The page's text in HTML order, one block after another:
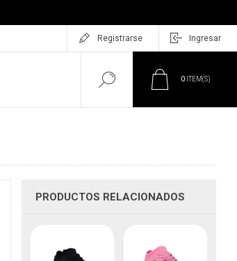
Registrarse Ingresar
0 ITEM(S)
PRODUCTOS RELACIONADOS